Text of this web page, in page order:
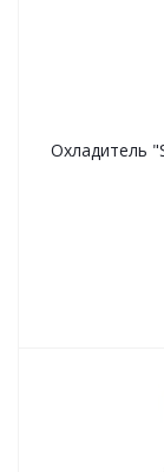
Охладитель